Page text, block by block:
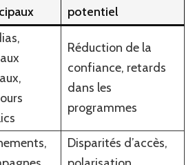
potentiel
Réduction de la
confiance, retards
dans les
programmes
Disparités d’accès,